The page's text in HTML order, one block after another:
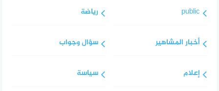
public
أخبار المشاهير
إعلام
رياضة
سؤال وجواب
سياسة